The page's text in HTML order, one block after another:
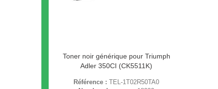
Toner noir générique pour Triumph
Adler 350CI (CK5511K)
Référence : TEL-1T02R50TA0